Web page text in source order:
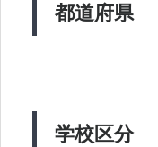
都道府県
学校区分